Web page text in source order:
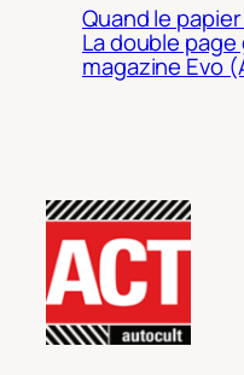
Quand le
La double
magazine Evo